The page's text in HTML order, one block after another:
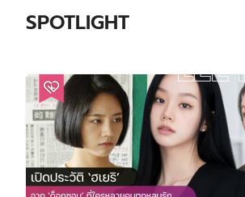
SPOTLIGHT